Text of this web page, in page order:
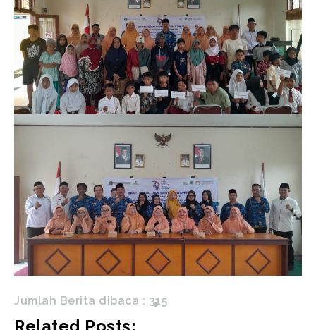
Jumlah Berita dibaca : 315